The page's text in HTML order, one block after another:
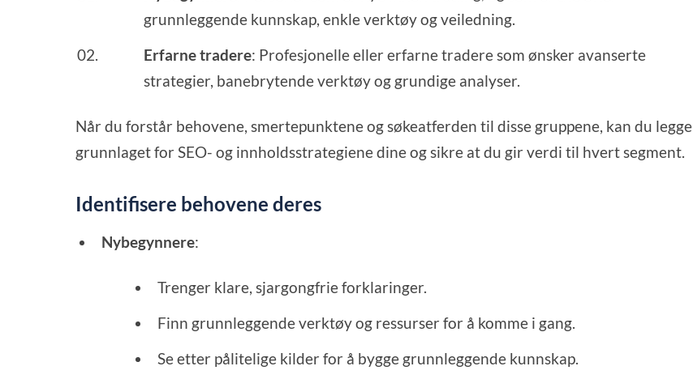
grunnleggende kunnskap, enkle verktøy og veiledning.
Erfarne tradere: Profesjonelle eller erfarne tradere som ønsker avanserte
strategier, banebrytende verktøy og grundige analyser.
Når du forstår behovene, smertepunktene og søkeatferden til disse gruppene, kan du legge
grunnlaget for SEO- og innholdsstrategiene dine og sikre at du gir verdi til hvert segment.
Identifisere behovene deres
Nybegynnere:
Trenger klare, sjargongfrie forklaringer.
Finn grunnleggende verktøy og ressurser for å komme i gang.
Se etter pålitelige kilder for å bygge grunnleggende kunnskap.